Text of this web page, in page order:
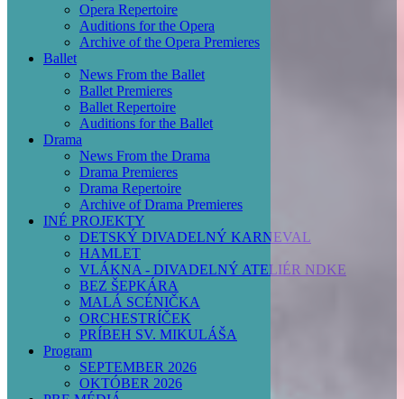
Opera Repertoire
Auditions for the Opera
Archive of the Opera Premieres
Ballet
News From the Ballet
Ballet Premieres
Ballet Repertoire
Auditions for the Ballet
Drama
News From the Drama
Drama Premieres
Drama Repertoire
Archive of Drama Premieres
INÉ PROJEKTY
DETSKÝ DIVADELNÝ KARNEVAL
HAMLET
VLÁKNA - DIVADELNÝ ATELIÉR NDKE
BEZ ŠEPKÁRA
MALÁ SCÉNIČKA
ORCHESTRÍČEK
PRÍBEH SV. MIKULÁŠA
Program
SEPTEMBER 2026
OKTÓBER 2026